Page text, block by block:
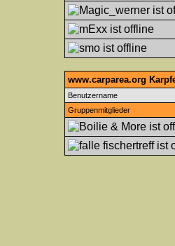
www.carparea.org
Benutzername
Gruppenmitglieder